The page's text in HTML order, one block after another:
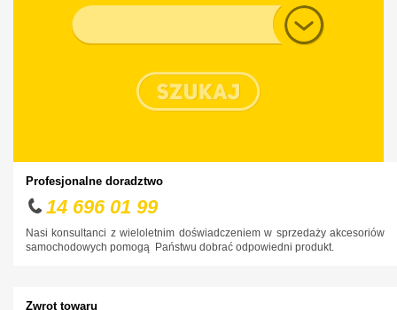
Chevrolet
Dodge
DS
Fiat
Profesjonalne doradztwo
14 696 01 99
Nasi konsultanci z wieloletnim doświadczeniem w sprzedaży akcesoriów
samochodowych pomogą Państwu dobrać odpowiedni produkt.
Zwrot towaru